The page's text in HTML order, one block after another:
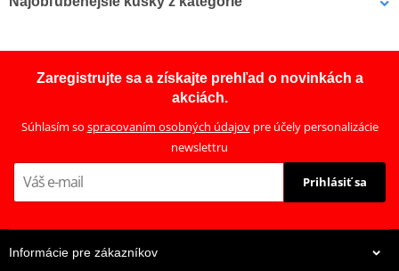
10027R (1 hadica v sade)
chrómové koncovky
Zaregistrujte sa a získajte prehľad o novinkách a
akciách.
Súhlasím so spracovaním osobných údajovpre účely personalizácie
newslettru
Prihlásiť sa
Informácie pre zákazníkov